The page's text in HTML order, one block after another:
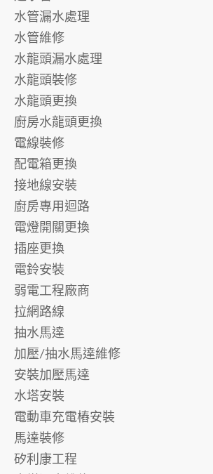
水管漏水處理
水管維修
水龍頭漏水處理
水龍頭裝修
水龍頭更換
廚房水龍頭更換
電線裝修
配電箱更換
接地線安裝
廚房專用迴路
電燈開關更換
插座更換
電鈴安裝
弱電工程廠商
拉網路線
抽水馬達
加壓/抽水馬達維修
安裝加壓馬達
水塔安裝
電動車充電樁安裝
馬達裝修
矽利康工程